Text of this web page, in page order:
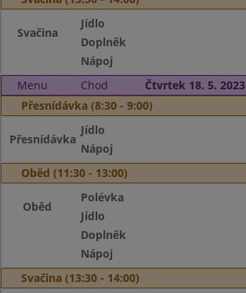
Svačina
Jídlo
Doplněk
Nápoj
Menu
Chod
Čtvrtek 18. 5. 2023
Přesnídávka (8:30 - 9:00)
Přesnídávka
Jídlo
Nápoj
Oběd (11:30 - 13:00)
Oběd
Polévka
Jídlo
Doplněk
Nápoj
Svačina (13:30 - 14:00)